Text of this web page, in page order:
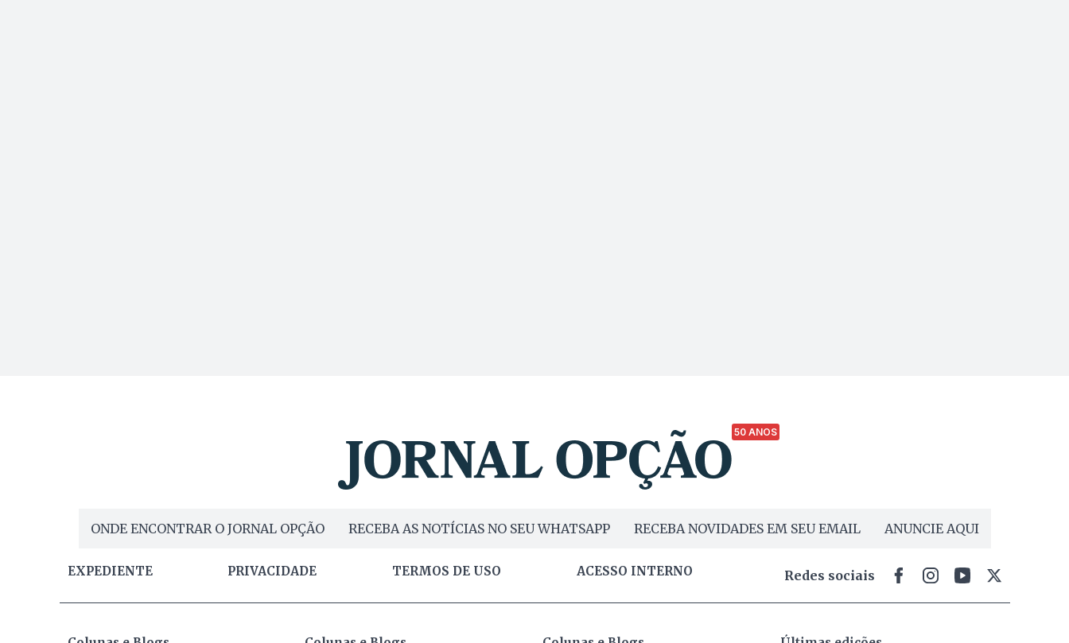
50 ANOS
ONDE ENCONTRAR O JORNAL OPÇÃO RECEBA AS NOTÍCIAS NO SEU WHATSAPP RECEBA NOVIDADES EM SEU EMAIL ANUNCIE AQUI
EXPEDIENTE PRIVACIDADE TERMOS DE USO ACESSO INTERNO Redes sociais